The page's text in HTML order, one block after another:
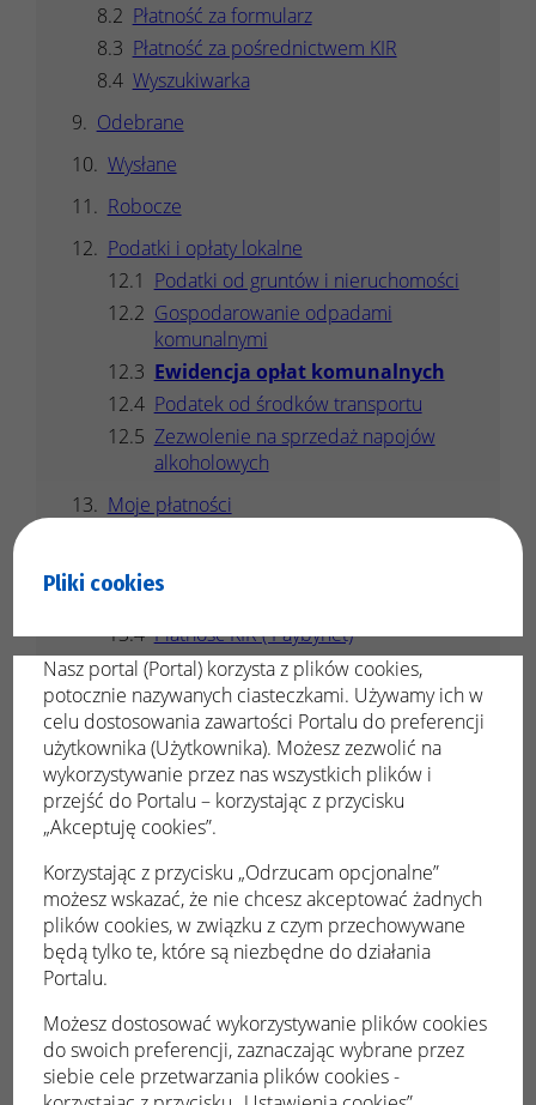
Płatność za formularz
Płatność za pośrednictwem KIR
Wyszukiwarka
Odebrane
Wysłane
Robocze
Podatki i opłaty lokalne
Podatki od gruntów i nieruchomości
Gospodarowanie odpadami
komunalnymi
Ewidencja opłat komunalnych
Podatek od środków transportu
Zezwolenie na sprzedaż napojów
alkoholowych
Moje płatności
Płatność KIR ( Paybynet)
Dokonane wpłaty
Tryb demo
Powiadomienia
Konsultacje społeczne
Podgląd konsultacji
Zgłaszanie konsultacji
Moje dane
Ewidencja opłat
komunalnych
Pliki cookies
Nasz portal (Portal) korzysta z plików cookies,
potocznie nazywanych ciasteczkami. Używamy ich w
celu dostosowania zawartości Portalu do preferencji
użytkownika (Użytkownika). Możesz zezwolić na
wykorzystywanie przez nas wszystkich plików i
przejść do Portalu – korzystając z przycisku
„Akceptuję cookies”.
Korzystając z przycisku „Odrzucam opcjonalne”
możesz wskazać, że nie chcesz akceptować żadnych
plików cookies, w związku z czym przechowywane
będą tylko te, które są niezbędne do działania
Portalu.
Możesz dostosować wykorzystywanie plików cookies
do swoich preferencji, zaznaczając wybrane przez
siebie cele przetwarzania plików cookies -